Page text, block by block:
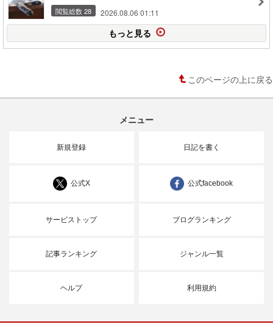
閲覧総数 28 2026.08.06 01:11
もっと見る
このページの上に戻る
メニュー
新規登録 日記を書く
公式X 公式facebook
サービストップ ブログランキング
記事ランキング ジャンル一覧
ヘルプ 利用規約